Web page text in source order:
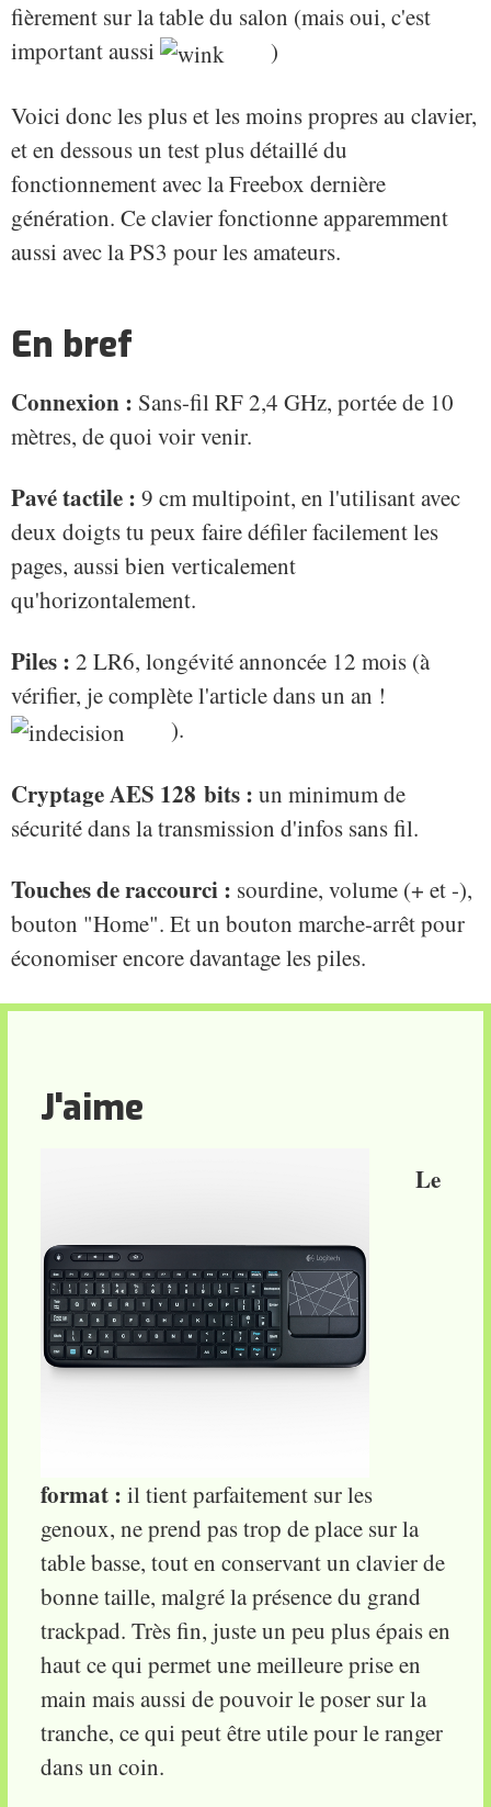
fièrement sur la table du salon (mais oui, c'est
important aussi
)
Voici donc les plus et les moins propres au clavier,
et en dessous un test plus détaillé du
fonctionnement avec la Freebox dernière
génération. Ce clavier fonctionne apparemment
aussi avec la PS3 pour les amateurs.
En bref
Connexion : Sans-fil RF 2,4 GHz, portée de 10
mètres, de quoi voir venir.
Pavé tactile : 9 cm multipoint, en l'utilisant avec
deux doigts tu peux faire défiler facilement les
pages, aussi bien verticalement
qu'horizontalement.
Piles : 2 LR6, longévité annoncée 12 mois (à
vérifier, je complète l'article dans un an !
).
Cryptage AES 128 bits : un minimum de
sécurité dans la transmission d'infos sans fil.
Touches de raccourci : sourdine, volume (+ et -),
bouton "Home". Et un bouton marche-arrêt pour
économiser encore davantage les piles.
J'aime
Le
format : il tient parfaitement sur les
genoux, ne prend pas trop de place sur la
table basse, tout en conservant un clavier de
bonne taille, malgré la présence du grand
trackpad. Très fin, juste un peu plus épais en
haut ce qui permet une meilleure prise en
main mais aussi de pouvoir le poser sur la
tranche, ce qui peut être utile pour le ranger
dans un coin.